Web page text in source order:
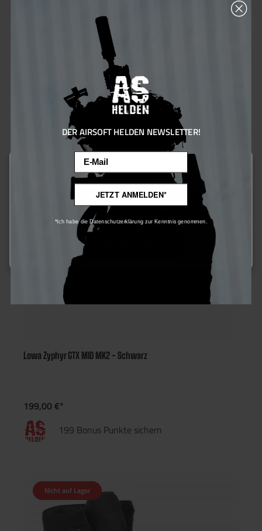
198 Bonus Punkte sichern
Lowa Zyphyr GTX MID MK2 - Schwarz
199,00 €*
199 Bonus Punkte sichern
Nicht auf Lager
Diese Website verwendet Cookies, um eine bestmögliche Erfahrung
bieten zu können.Mehr Informationen ...
Nur technisch notwendige
DER AIRSOFT HELDEN NEWSLETTER!
JETZT ANMELDEN*
*Ich habe die Datenschutzerklärung zur Kenntnis genommen.